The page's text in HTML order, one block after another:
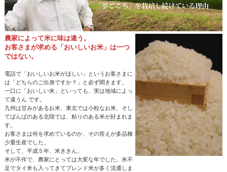
農家によって米に味は違う。
お客さまが求める「おいしいお米」は一つ
ではない。
電話で「おいしいお米がほしい」というお客さまに
は「どちらのご出身ですか？」と必ず聞きます。
一口に「おいしい米」といっても、実は地域によっ
て違うん です。
九州は甘みがあるお米、東北では小粒なお米、そし
てばんばのある北陸では、粘りのある米が好まれま
す。
お客さまは何を求めているのか、その答えが多品種
少量生産でした。
そして、平成５年、米ききん。
米が不作で、農家にとっては大変な年でした。米不
足でタイ米も入ってきてブレンド米が多く流通しま